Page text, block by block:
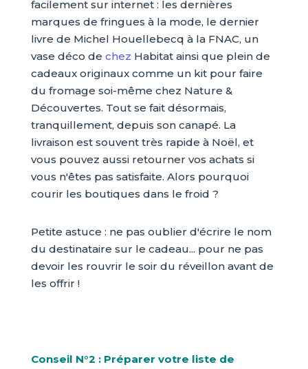
facilement sur internet : les dernières
marques de fringues à la mode, le dernier
livre de Michel Houellebecq à la FNAC, un
vase déco de chez Habitat ainsi que plein de
cadeaux originaux comme un kit pour faire
du fromage soi-même chez Nature &
Découvertes. Tout se fait désormais,
tranquillement, depuis son canapé. La
livraison est souvent très rapide à Noël, et
vous pouvez aussi retourner vos achats si
vous n'êtes pas satisfaite. Alors pourquoi
courir les boutiques dans le froid ?
Petite astuce : ne pas oublier d'écrire le nom
du destinataire sur le cadeau... pour ne pas
devoir les rouvrir le soir du réveillon avant de
les offrir !
Conseil N°2 : Préparer votre liste de